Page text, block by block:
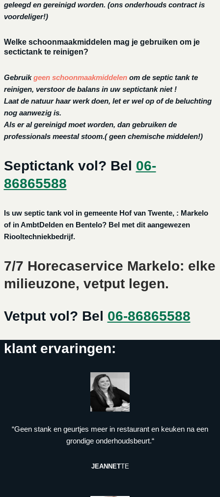
geleegd en gereinigd worden. (ons onderhouds contract is
voordeliger!)
Welke schoonmaakmiddelen mag je gebruiken om je
sectictank te reinigen?
Gebruikgeen schoonmaakmiddelen om de septic tank te
reinigen, verstoor de balans in uw septictank niet !
Laat de natuur haar werk doen, let er wel op of de beluchting
nog aanwezig is.
Als er al gereinigd moet worden, dan gebruiken de
professionals meestal stoom.( geen chemische middelen!)
Septictank vol? Bel 06-
86865588
Is uw septic tank vol in gemeente Hof van Twente, : Markelo
of in AmbtDelden en Bentelo? Bel met dit aangewezen
Riooltechniekbedrijf.
7/7 Horecaservice Markelo: elke
milieuzone, vetput legen.
Vetput vol? Bel 06-86865588
klant ervaringen:
“Geen stank en geurtjes meer in restaurant en keuken na een
grondige onderhoudsbeurt.“
JEANNETTE